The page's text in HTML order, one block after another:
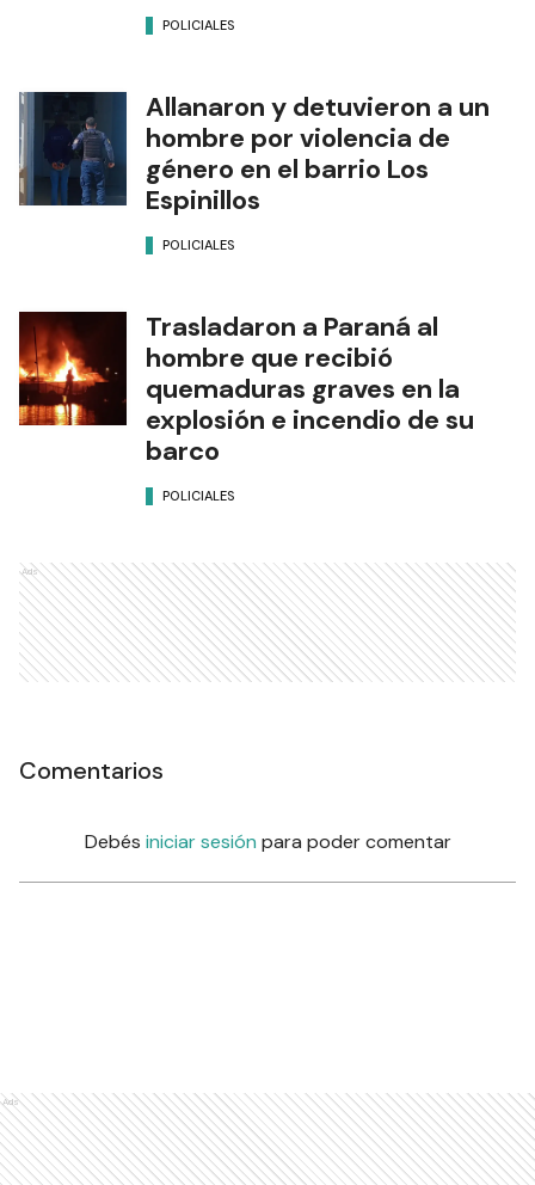
POLICIALES
Allanaron y detuvieron a un
hombre por violencia de
género en el barrio Los
Espinillos
POLICIALES
Trasladaron a Paraná al
hombre que recibió
quemaduras graves en la
explosión e incendio de su
barco
POLICIALES
Ads
Comentarios
Debés iniciar sesión para poder comentar
Ads